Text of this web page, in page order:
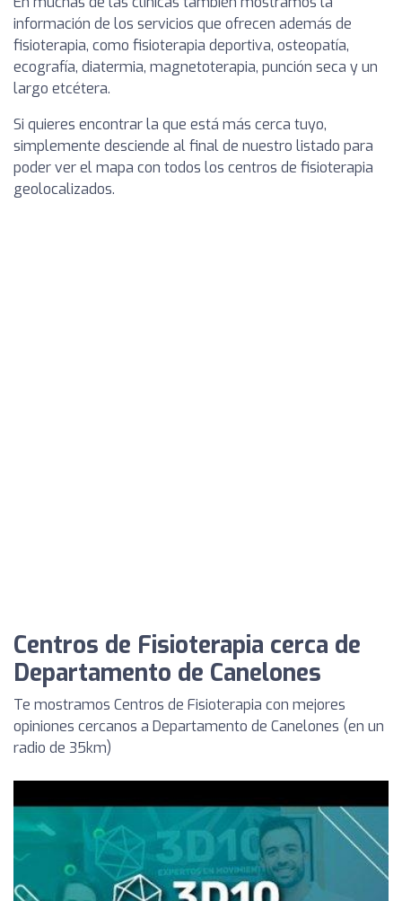
información de los servicios que ofrecen además de
fisioterapia, como fisioterapia deportiva, osteopatía,
ecografía, diatermia, magnetoterapia, punción seca y un
largo etcétera.
Si quieres encontrar la que está más cerca tuyo,
simplemente desciende al final de nuestro listado para
poder ver el mapa con todos los centros de fisioterapia
geolocalizados.
Centros de Fisioterapia cerca de
Departamento de Canelones
Te mostramos Centros de Fisioterapia con mejores
opiniones cercanos a Departamento de Canelones (en un
radio de 35km)